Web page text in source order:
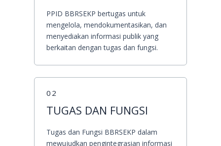
PPID BBRSEKP bertugas untuk
mengelola, mendokumentasikan, dan
menyediakan informasi publik yang
berkaitan dengan tugas dan fungsi.
02
TUGAS DAN FUNGSI
Tugas dan Fungsi BBRSEKP dalam
mewujudkan pengintegrasian informasi